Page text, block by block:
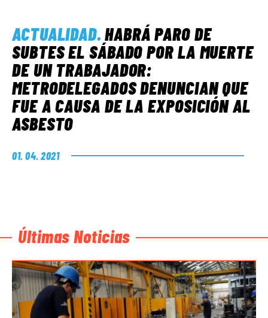
ACTUALIDAD.HABRÁ PARO DE
SUBTES EL SÁBADO POR LA MUERTE
DE UN TRABAJADOR:
METRODELEGADOS DENUNCIAN QUE
FUE A CAUSA DE LA EXPOSICIÓN AL
ASBESTO
01. 04. 2021
Últimas Noticias